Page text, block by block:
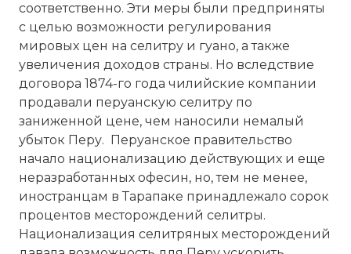
соответственно. Эти меры были предприняты
с целью возможности регулирования
мировых цен на селитру и гуано, а также
увеличения доходов страны. Но вследствие
договора 1874-го года чилийские компании
продавали перуанскую селитру по
заниженной цене, чем наносили немалый
убыток Перу. Перуанское правительство
начало национализацию действующих и еще
неразработанных офесин, но, тем не менее,
иностранцам в Тарапаке принадлежало сорок
процентов месторождений селитры.
Национализация селитряных месторождений